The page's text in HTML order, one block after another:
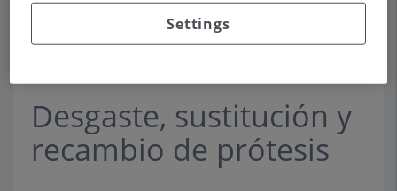
Desgaste y/o recambio de
Desgaste, sustitución y
recambio de prótesis
Settings